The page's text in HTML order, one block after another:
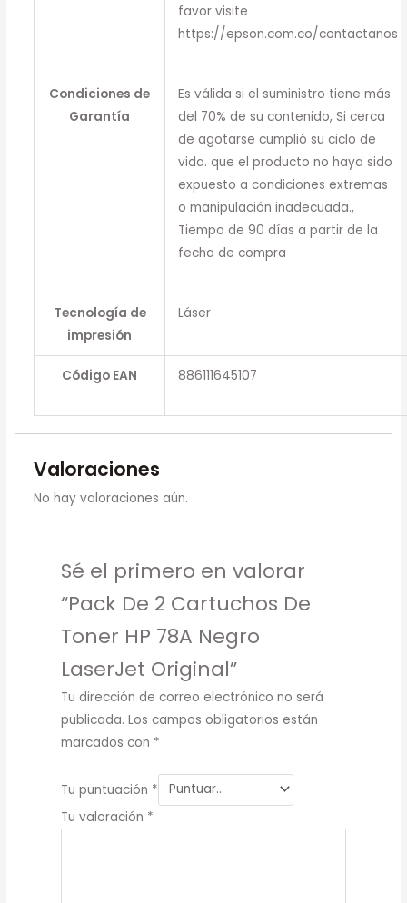
favor visite
https://epson.com.co/contactanos
Condiciones de
Garantía
Es válida si el suministro tiene más
del 70% de su contenido, Si cerca
de agotarse cumplió su ciclo de
vida. que el producto no haya sido
expuesto a condiciones extremas
o manipulación inadecuada.,
Tiempo de 90 días a partir de la
fecha de compra
Tecnología de
impresión
Láser
Código EAN 886111645107
Valoraciones
No hay valoraciones aún.
Sé el primero en valorar
“Pack De 2 Cartuchos De
Toner HP 78A Negro
LaserJet Original”
Tu dirección de correo electrónico no será
publicada. Los campos obligatorios están
marcados con *
Tu puntuación *
Tu valoración *